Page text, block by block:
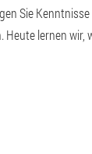
Sie
lernen wir,